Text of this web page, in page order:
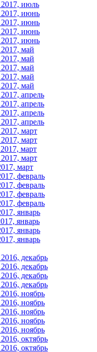
июль
июнь
июнь
июнь
июнь
май
май
май
май
май
апрель
апрель
апрель
апрель
март
март
март
март
март
февраль
февраль
февраль
февраль
январь
январь
январь
январь
декабрь
декабрь
декабрь
декабрь
ноябрь
ноябрь
ноябрь
ноябрь
ноябрь
октябрь
октябрь